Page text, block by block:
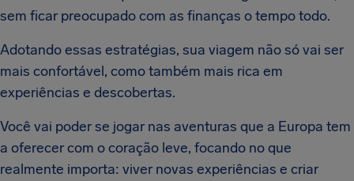
sem ficar preocupado com as finanças o tempo todo.
Adotando essas estratégias, sua viagem não só vai ser
mais confortável, como também mais rica em
experiências e descobertas.
Você vai poder se jogar nas aventuras que a Europa tem
a oferecer com o coração leve, focando no que
realmente importa: viver novas experiências e criar